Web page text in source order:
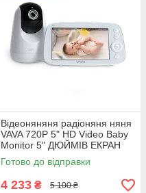
Відеоняняня радіоняня няня
VAVA 720P 5" HD Video Baby
Monitor 5" ДЮЙМІВ ЕКРАН
Готово до відправки
4 233 ₴ 5 100 ₴